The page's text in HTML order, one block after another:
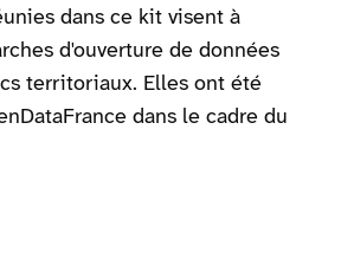
dans ce kit visent à
d'ouverture de données
territoriaux. Elles ont été
dans le cadre du